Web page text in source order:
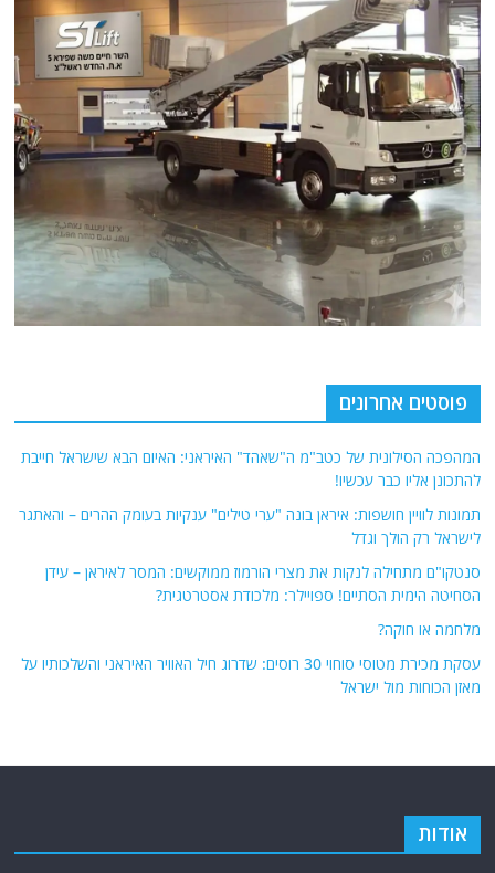
פוסטים אחרונים
המהפכה הסילונית של כטב"מ ה"שאהד" האיראני: האיום הבא שישראל חייבת
להתכונן אליו כבר עכשיו!
תמונות לוויין חושפות: איראן בונה "ערי טילים" ענקיות בעומק ההרים – והאתגר
סנטקו"ם מתחילה לנקות את מצרי הורמוז ממוקשים: המסר לאיראן – עידן
הסחיטה הימית הסתיים! ספויילר: מלכודת אסטרטגית?
אתר החדשות נציב.נט מבצע איסוף ועיבוד של מידע ממקורות המודיעין הגלוי
ביצירות הכלולות בכתבות. אם זיהית יצירה שאתה בעל הזכויות בה ואתה מעוניין
להסירה מהכתבה, אנא פנה אלינו